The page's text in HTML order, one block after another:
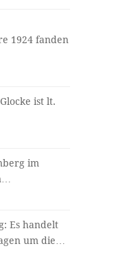
1924 fanden
ist lt.
im
Es handelt
um die…